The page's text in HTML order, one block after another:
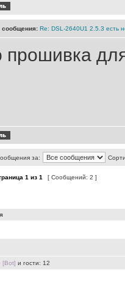
сообщения: Re: DSL-2640U1 2.5.3 есть
прошивка
за:
1 из 1 [ Сообщений: 2 ]
[Bot] и гости: 12